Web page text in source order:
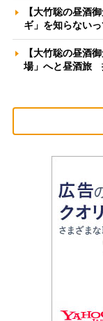
【大竹聡の昼酒
ギ」を知らない
【大竹聡の昼酒
場」へと昼酒旅